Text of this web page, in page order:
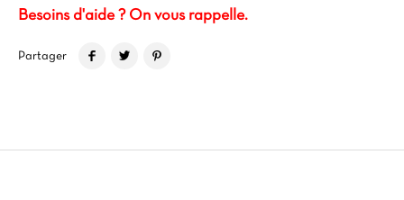
Besoins d'aide ? On vous rappelle.
Partager